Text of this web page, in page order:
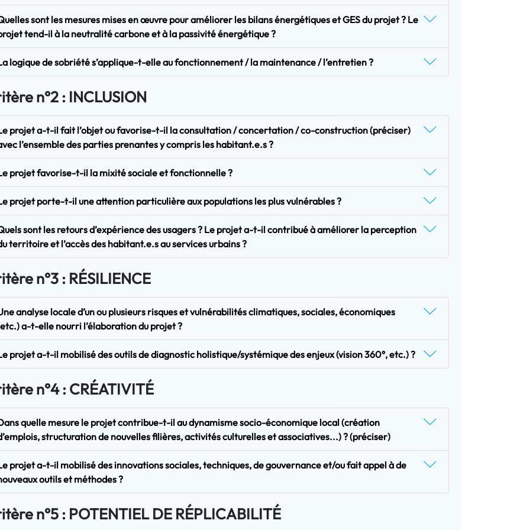
sont les mesures mises en œuvre pour améliorer les bilans énergétiques et GES du projet ? Le
tend-il à la neutralité carbone et à la passivité énergétique ?
logique de sobriété s’applique-t-elle au fonctionnement / la maintenance / l’entretien ?
n°2 : INCLUSION
projet a-t-il fait l’objet ou favorise-t-il la consultation / concertation / co-construction (préciser)
l’ensemble des parties prenantes y compris les habitant.e.s ?
projet favorise-t-il la mixité sociale et fonctionnelle ?
projet porte-t-il une attention particulière aux populations les plus vulnérables ?
sont les retours d’expérience des usagers ? Le projet a-t-il contribué à améliorer la perception
territoire et l’accès des habitant.e.s au services urbains ?
n°3 : RÉSILIENCE
analyse locale d’un ou plusieurs risques et vulnérabilités climatiques, sociales, économiques
a-t-elle nourri l’élaboration du projet ?
projet a-t-il mobilisé des outils de diagnostic holistique/systémique des enjeux (vision 360°, etc.) ?
n°4 : CRÉATIVITÉ
quelle mesure le projet contribue-t-il au dynamisme socio-économique local (création
structuration de nouvelles filières, activités culturelles et associatives...) ? (préciser)
projet a-t-il mobilisé des innovations sociales, techniques, de gouvernance et/ou fait appel à de
outils et méthodes ?
n°5 : POTENTIEL DE RÉPLICABILITÉ